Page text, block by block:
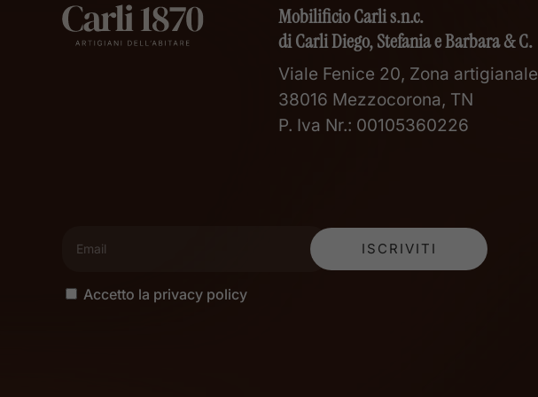
Mobilificio Carli s.n.c.
di Carli Diego, Stefania e Barbara & C.
Viale Fenice 20, Zona artigianale
38016 Mezzocorona, TN
P. Iva Nr.: 00105360226
Accetto la privacy policy